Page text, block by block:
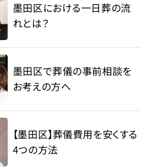
墨田区における一日葬の流
れとは？
墨田区で葬儀の事前相談を
お考えの方へ
【墨田区】葬儀費用を安くする
4つの方法